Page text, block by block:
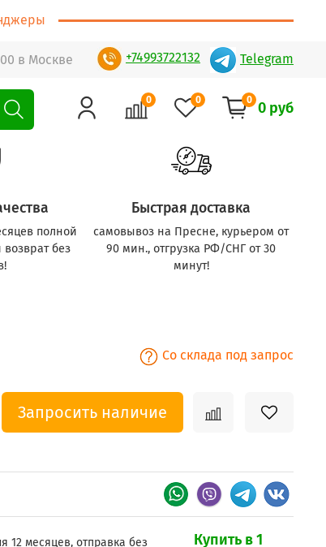
в Москве +74993722132 Telegram
0 0 0 0 руб
полной
возврат без
Быстрая доставка
самовывоз на Пресне, курьером от
90 мин., отгрузка РФ/СНГ от 30
минут!
Со склада под запрос
Запросить наличие
12 месяцев, отправка без
Купить в 1